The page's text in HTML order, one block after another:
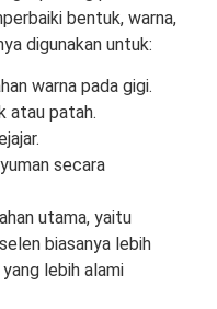
bentuk, warna,
digunakan untuk:
warna pada gigi.
atau patah.
secara
utama, yaitu
biasanya lebih
lebih alami